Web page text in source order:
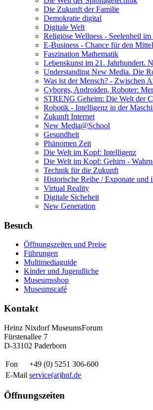
Die Zukunft der Familie
Demokratie digital
Digitale Welt
Religiöse Wellness - Seelenheil
E-Business - Chance für den
Faszination Mathematik
Lebenskunst im 21. Jahrhundert.
Understanding New Media. Die
Was ist der Mensch? - Zwischen
Cyborgs, Androiden, Roboter:
STRENG Geheim: Die Welt der
Robotik - Intelligenz in der
Zukunft Internet
New Media@School
Gesundheit
Phänomen Zeit
Die Welt im Kopf: Intelligenz
Die Welt im Kopf: Gehirn -
Technik für die Zukunft
Historische Reihe / Exponate und
Virtual Reality
Digitale Sicheheit
New Generation
Besuch
Öffnungszeiten und Preise
Führungen
Multimediaguide
Kinder und Jugendliche
Museumsshop
Museumscafé
Kontakt
Heinz Nixdorf MuseumsForum
Fürstenallee 7
D-33102 Paderborn
Fon
+49 (0) 5251 306-600
E-Mail service(at)hnf.de
Öffnungszeiten